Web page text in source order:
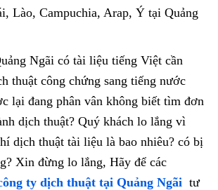
Lào, Campuchia, Arap, Ý tại Quảng
Ngãi có tài liệu tiếng Việt cần
thuật công chứng sang tiếng nước
lại đang phân vân không biết tìm đơn
dịch thuật? Quý khách lo lắng vì
dịch thuật tài liệu là bao nhiêu? có bị
Xin đừng lo lắng, Hãy để các
ông ty dịch thuật tại Quảng Ngãi tư